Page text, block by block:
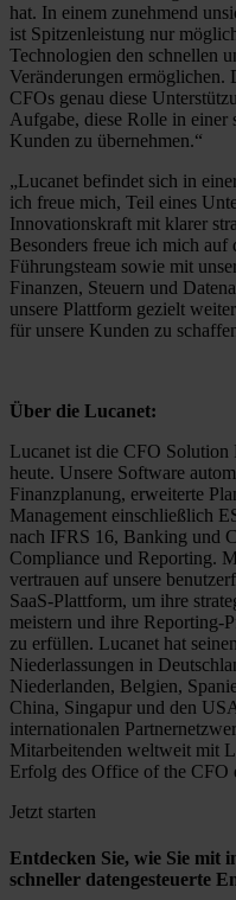
hat. In einem zunehmend
ist Spitzenleistung nur
Technologien den schnellen
Veränderungen
CFOs genau diese
Aufgabe, diese Rolle in einer
Kunden zu übernehmen.“
„Lucanet befindet sich in
ich freue mich, Teil eines
Innovationskraft mit klarer
Besonders freue ich mich auf
Führungsteam sowie mit
Finanzen, Steuern und
unsere Plattform gezielt
für unsere Kunden zu
Über die Lucanet:
Lucanet ist die CFO
heute. Unsere Software
Finanzplanung, erweiterte
Management einschließlich
nach IFRS 16, Banking und
Compliance und Reporting.
vertrauen auf unsere
SaaS-Plattform, um ihre
meistern und ihre Reporting-
zu erfüllen. Lucanet hat
Niederlassungen in
Niederlanden, Belgien,
China, Singapur und den
internationalen
Mitarbeitenden weltweit mit
Erfolg des Office of the CFO
Jetzt starten
Entdecken Sie, wie Sie mit
schneller datengesteuerte